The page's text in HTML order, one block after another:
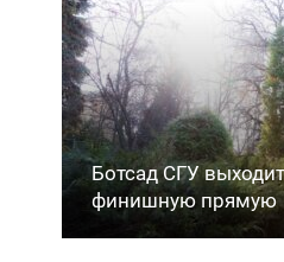
Ботсад СГУ
финишную прямую